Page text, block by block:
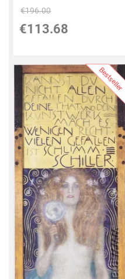
€196.00
€113.68
Bestseller